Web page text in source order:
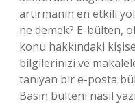
artırmanın en etkili
ne demek? E-bülten,
konu hakkındaki
bilgilerinizi ve
tanıyan bir e-posta
Basın bülteni nasıl